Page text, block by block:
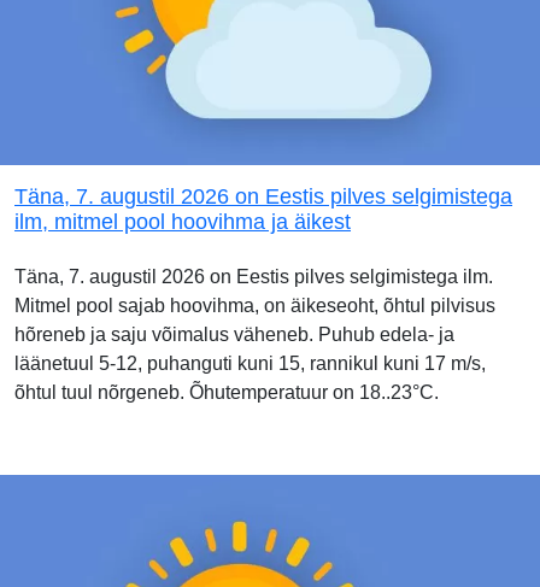
Täna, 7. augustil 2026 on Eestis pilves selgimistega
ilm, mitmel pool hoovihma ja äikest
Täna, 7. augustil 2026 on Eestis pilves selgimistega ilm.
Mitmel pool sajab hoovihma, on äikeseoht, õhtul pilvisus
hõreneb ja saju võimalus väheneb. Puhub edela- ja
läänetuul 5-12, puhanguti kuni 15, rannikul kuni 17 m/s,
õhtul tuul nõrgeneb. Õhutemperatuur on 18..23°C.